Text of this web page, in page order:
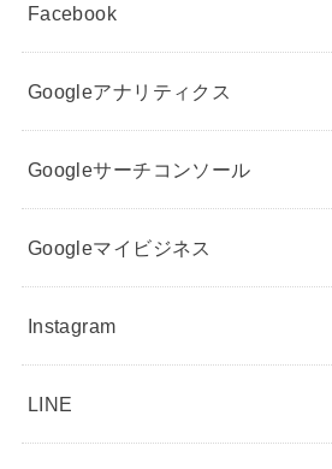
Facebook
Googleアナリティクス
Googleサーチコンソール
Googleマイビジネス
Instagram
LINE